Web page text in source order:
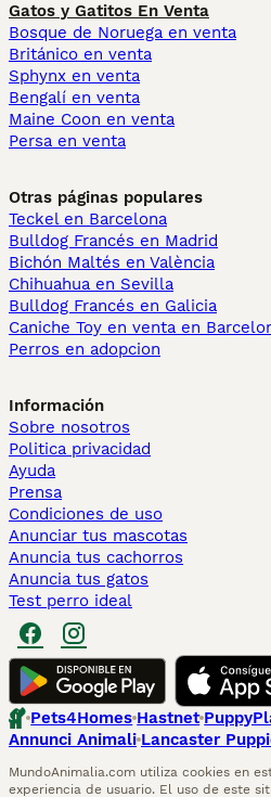
Gatos y Gatitos En Venta
Bosque de Noruega en venta
Británico en venta
Sphynx en venta
Bengalí en venta
Maine Coon en venta
Persa en venta
Otras páginas populares
Teckel en Barcelona
Bulldog Francés en Madrid
Bichón Maltés en València
Chihuahua en Sevilla
Bulldog Francés en Galicia
Caniche Toy en venta en
Perros en adopcion
Información
Sobre nosotros
Politica privacidad
Ayuda
Prensa
Condiciones de uso
Anunciar tus mascotas
Anuncia tus cachorros
Anuncia tus gatos
Test perro ideal
Pets4Homes Hastnet
Annunci Animali Lancaster
MundoAnimalia.com utiliza cookies en
experiencia de usuario. El uso de este